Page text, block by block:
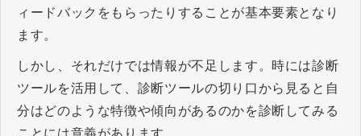
ィードバックをもらったりすることが基本要素となり
ます。
しかし、それだけでは情報が不足します。時には診断
ツールを活用して、診断ツールの切り口から見ると自
分はどのような特徴や傾向があるのかを診断してみる